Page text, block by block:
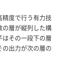
度で行う有力技
層が縦列した構
その一段下の層
出力が次の層の